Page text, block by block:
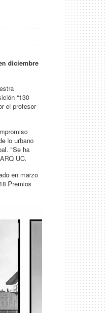
diciembre
“130
el profesor
lo urbano
"Se ha
UC.
en marzo
Premios